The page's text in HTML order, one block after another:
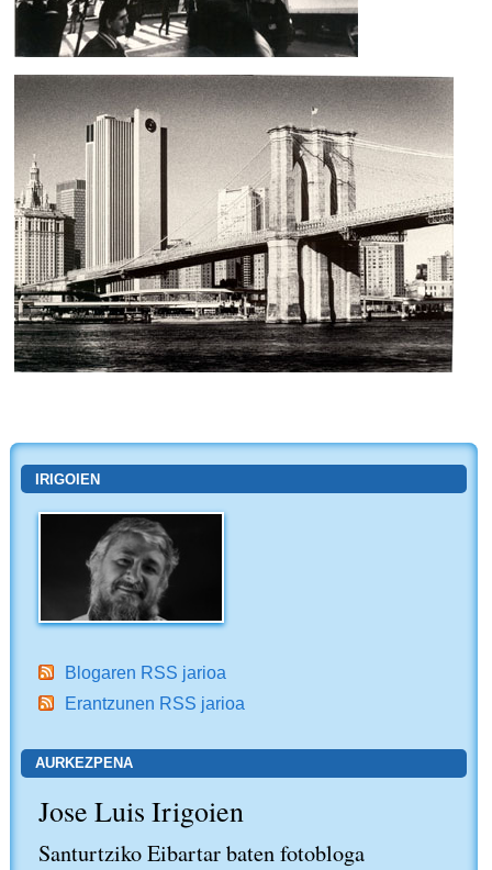
IRIGOIEN
Blogaren RSS jarioa
Erantzunen RSS jarioa
AURKEZPENA
Jose Luis Irigoien
Santurtziko Eibartar baten fotobloga